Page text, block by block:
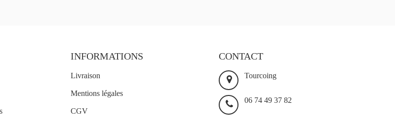
INFORMATIONS
Livraison
Mentions légales
CGV
CONTACT
Tourcoing
06 74 49 37 82